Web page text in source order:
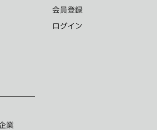
会員登録
ログイン
業